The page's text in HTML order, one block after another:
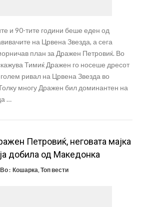
и 90-тите години беше еден од
на Црвена Звезда, а сега
план за Дражен Петровиќ. Во
Тимиќ Дражен го носеше дресот
ривал на Црвена Звезда во
многу Дражен бил доминантен на
…
Петровиќ, неговата мајка
добила од Македонка
Во : Кошарка,Топ вести